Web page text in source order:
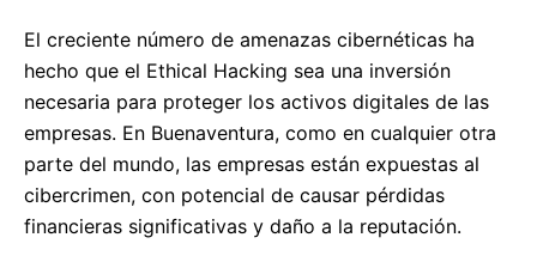
El creciente número de amenazas cibernéticas ha
hecho que el Ethical Hacking sea una inversión
necesaria para proteger los activos digitales de las
empresas. En Buenaventura, como en cualquier otra
parte del mundo, las empresas están expuestas al
cibercrimen, con potencial de causar pérdidas
financieras significativas y daño a la reputación.